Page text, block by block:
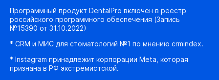
Программный продукт DentalPro включен в реестр
российского программного обеспечения (Запись
№15390 от 31.10.2022)
* CRM и МИС для стоматологий №1 по мнению crmindex.
* Instagram принадлежит корпорации Meta, которая
признана в РФ экстремистской.